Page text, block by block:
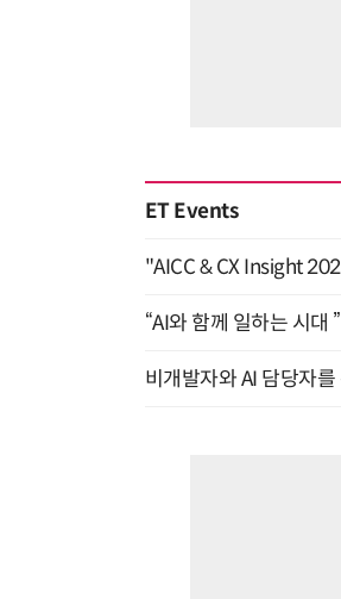
ET Events
"AICC & CX Insight
“AI와 함께 일하는 시
비개발자와 AI 담당자